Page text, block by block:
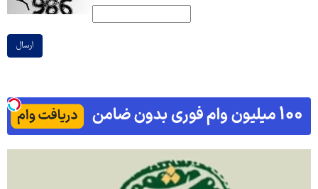
ارسال